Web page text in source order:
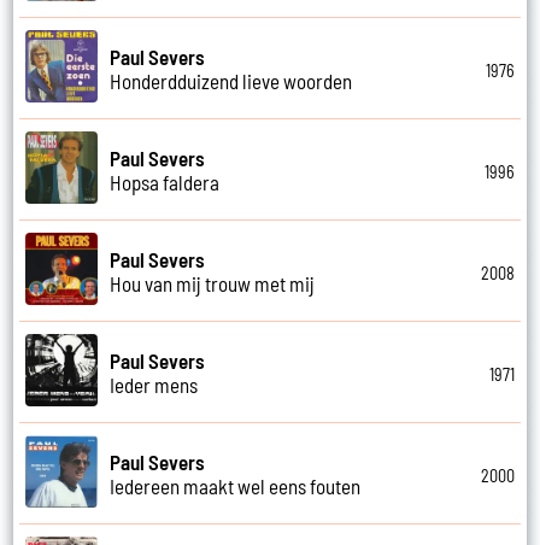
Paul Severs
Honderdduizend lieve woorden
1976
Paul Severs
Hopsa faldera
1996
Paul Severs
Hou van mij trouw met mij
2008
Paul Severs
Ieder mens
1971
Paul Severs
Iedereen maakt wel eens fouten
2000